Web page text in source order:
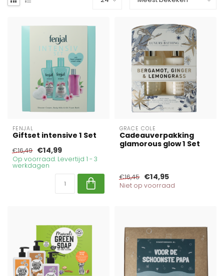
FENJAL
Giftset intensive 1 Set
€16,49 €14,99
Op voorraad. Levertijd 1 - 3
werkdagen
GRACE COLE
Cadeauverpakking
glamorous glow 1 Set
€16,45 €14,95
Niet op voorraad